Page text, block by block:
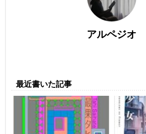
アルペジオ
最近書いた記事